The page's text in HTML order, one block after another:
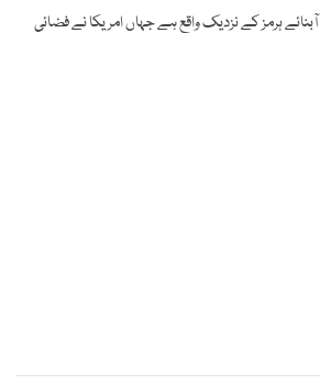
ہرمز کے نزدیک واقع ہے جہاں امریکا نے فضائی